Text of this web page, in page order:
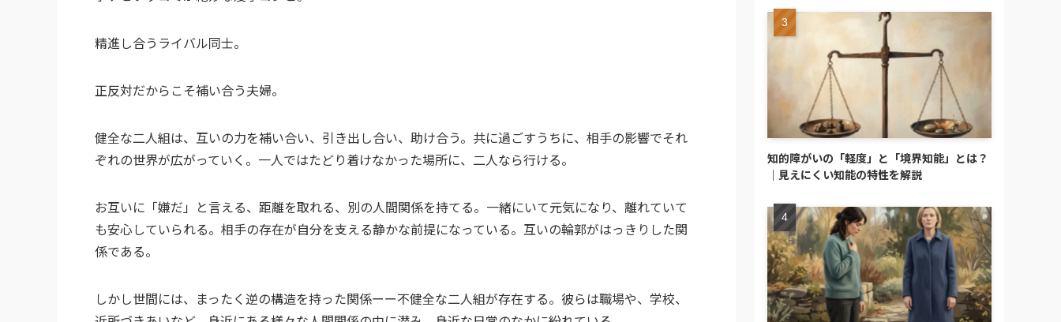
精進し合うライバル同士。
正反対だからこそ補い合う夫婦。
健全な二人組は、互いの力を補い合い、引き出し合い、助け合う。共に過ごすうちに、相手の影響でそれ
ぞれの世界が広がっていく。一人ではたどり着けなかった場所に、二人なら行ける。
お互いに「嫌だ」と言える、距離を取れる、別の人間関係を持てる。一緒にいて元気になり、離れていて
も安心していられる。 相手の存在が自分を支える静かな前提になっている。 互いの輪郭がはっきりした関
係である。
しかし世間には、まったく逆の構造を持った関係ーー不健全な二人組が存在する。彼らは職場や、学校、
知的障がいの「軽度」と「境界知能」とは？
｜見えにくい知能の特性を解説